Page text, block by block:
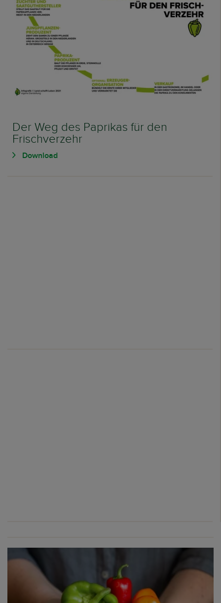
Der Weg des Paprikas für den
Frischverzehr
Download